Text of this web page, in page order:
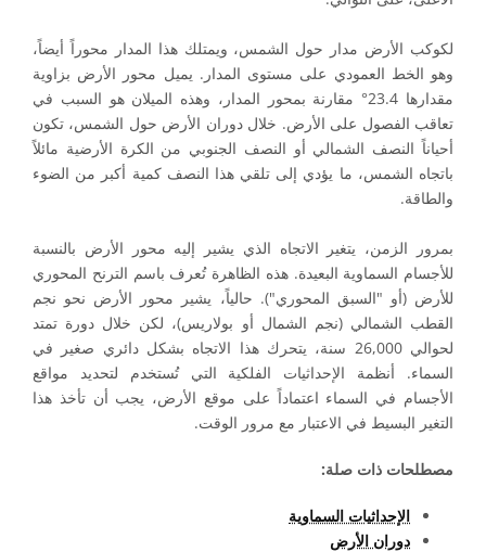
لكوكب الأرض مدار حول الشمس، ويمتلك هذا المدار محوراً أيضاً،
وهو الخط العمودي على مستوى المدار. يميل محور الأرض بزاوية
مقدارها 23.4° مقارنة بمحور المدار، وهذه الميلان هو السبب في
تعاقب الفصول على الأرض. خلال دوران الأرض حول الشمس، تكون
أحياناً النصف الشمالي أو النصف الجنوبي من الكرة الأرضية مائلاً
باتجاه الشمس، ما يؤدي إلى تلقي هذا النصف كمية أكبر من الضوء
والطاقة.
بمرور الزمن، يتغير الاتجاه الذي يشير إليه محور الأرض بالنسبة
للأجسام السماوية البعيدة. هذه الظاهرة تُعرف باسم الترنح المحوري
للأرض (أو "السبق المحوري"). حالياً، يشير محور الأرض نحو نجم
القطب الشمالي (نجم الشمال أو بولاريس)، لكن خلال دورة تمتد
لحوالي 26,000 سنة، يتحرك هذا الاتجاه بشكل دائري صغير في
السماء. أنظمة الإحداثيات الفلكية التي تُستخدم لتحديد مواقع
الأجسام في السماء اعتماداً على موقع الأرض، يجب أن تأخذ هذا
التغير البسيط في الاعتبار مع مرور الوقت.
مصطلحات ذات صلة:
الإحداثيات السماوية
دوران الأرض